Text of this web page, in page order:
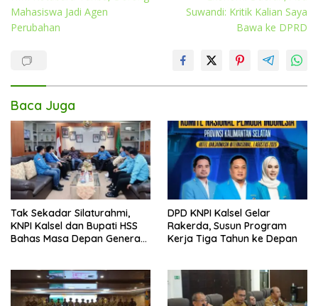
Mahasiswa Jadi Agen
Perubahan
Suwandi: Kritik Kalian Saya
Bawa ke DPRD
Baca Juga
Tak Sekadar Silaturahmi,
KNPI Kalsel dan Bupati HSS
Bahas Masa Depan Generasi
DPD KNPI Kalsel Gelar
Rakerda, Susun Program
Kerja Tiga Tahun ke Depan